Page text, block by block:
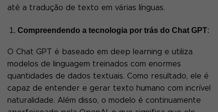
até a tradução de texto em várias línguas.
Compreendendo a tecnologia por trás do Chat GPT:
O Chat GPT é baseado em deep learning e utiliza
modelos de linguagem treinados com enormes
quantidades de dados textuais. Como resultado, ele é
capaz de entender e gerar texto humano com incrível
naturalidade. Além disso, o modelo é continuamente